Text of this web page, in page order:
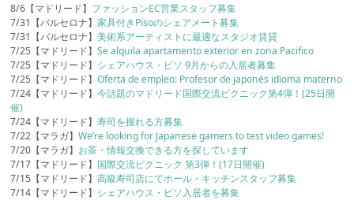
8/6【マドリード】 ファッションEC営業スタッフ募集
7/31【バルセロナ】家具付きPisoのシェアメート募集
7/31【バルセロナ】美術系アーティストに最適なスタジオ賃貸
7/25【マドリード】Se alquila apartamento exterior en zona Pacifico
7/25【マドリード】 シェアハウス・ピソ 9月からの入居者募集
7/25【マドリード】Oferta de empleo: Profesor de japonés idioma materno
7/24【マドリード】今話題のマドリード国際交流ピクニック第4弾！(25日開
催)
7/24【マドリード】寿司を握れる方募集
7/22【マラガ】We’re looking for Japanese gamers to test video games!
7/20【マラガ】 お茶・情報交換できる方を探しています
7/17【マドリード】 国際交流ピクニック 第3弾！(17日開催)
7/15【マドリード】高級寿司店にてホール・キッチンスタッフ募集
7/14【マドリード】 シェアハウス・ピソ入居者を募集